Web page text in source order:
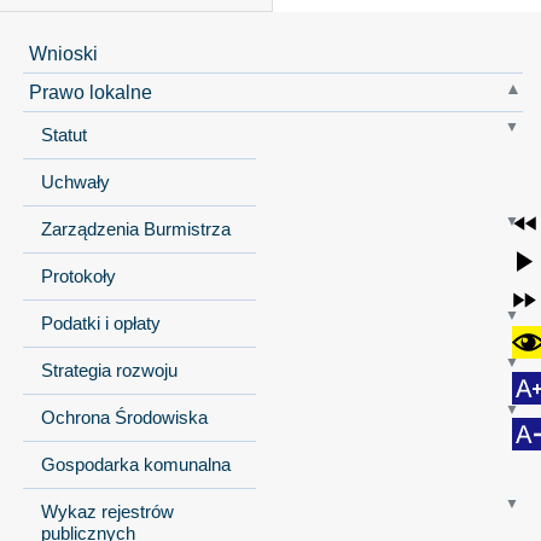
Wnioski
Prawo lokalne
Statut
Uchwały
Zarządzenia Burmistrza
Protokoły
Podatki i opłaty
Strategia rozwoju
Ochrona Środowiska
Gospodarka komunalna
Wykaz rejestrów
publicznych